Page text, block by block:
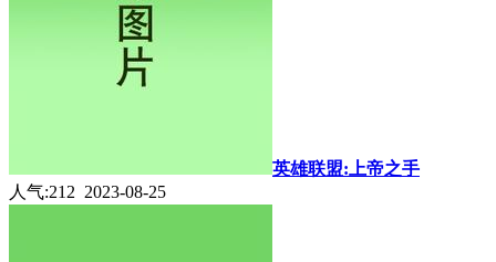
英雄联盟:上帝之手
人气:212 2023-08-25